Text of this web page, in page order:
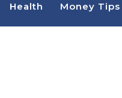
Health Money Tips